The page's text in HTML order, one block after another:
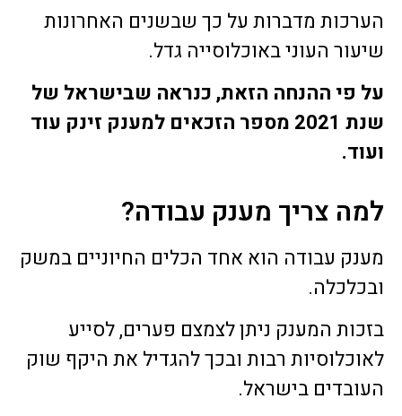
הערכות מדברות על כך שבשנים האחרונות
שיעור העוני באוכלוסייה גדל.
על פי ההנחה הזאת, כנראה שבישראל של
שנת 2021 מספר הזכאים למענק זינק עוד
ועוד.
למה צריך מענק עבודה?
מענק עבודה הוא אחד הכלים החיוניים במשק
ובכלכלה.
בזכות המענק ניתן לצמצם פערים, לסייע
לאוכלוסיות רבות ובכך להגדיל את היקף שוק
העובדים בישראל.